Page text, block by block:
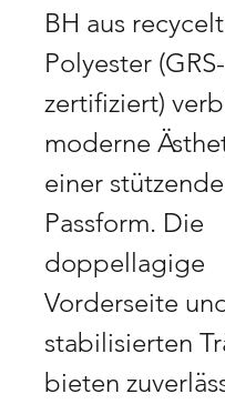
BH aus
Polyester (GRS-
zertifiziert)
moderne
einer
Passform. Die
doppellagige
Vorderseite
stabilisierten
bieten